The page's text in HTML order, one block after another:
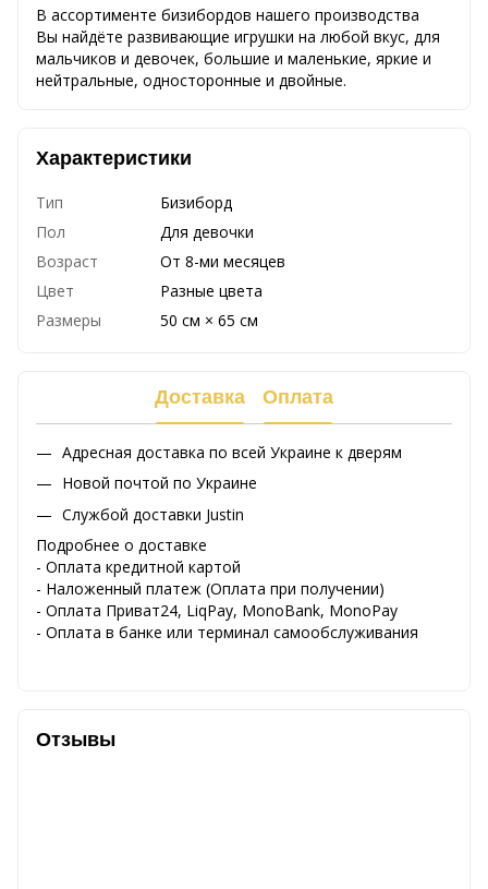
В ассортименте бизибордов нашего производства
Вы найдёте развивающие игрушки на любой вкус, для
мальчиков и девочек, большие и маленькие, яркие и
нейтральные, односторонные и двойные.
Характеристики
Тип
Бизиборд
Пол
Для девочки
Возраст
От 8-ми месяцев
Цвет
Разные цвета
Размеры
50 см × 65 см
Доставка Оплата
Адресная доставка по всей Украине к дверям
Новой почтой по Украине
Службой доставки Justin
Подробнее о доставке
- Оплата кредитной картой
- Наложенный платеж (Оплата при получении)
- Оплата Приват24, LiqPay, MonoBank, MonoPay
- Оплата в банке или терминал самообслуживания
Отзывы